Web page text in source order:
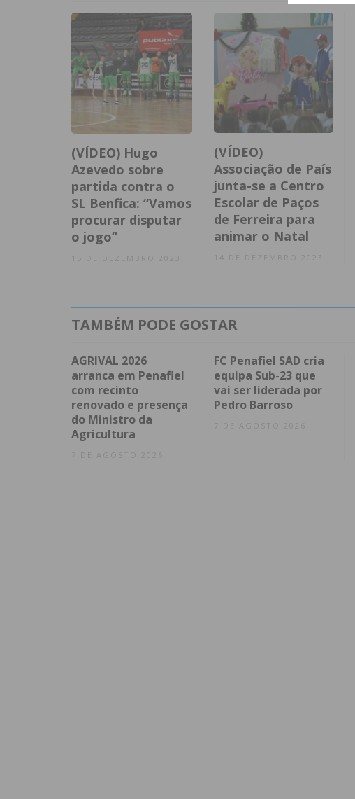
(VÍDEO) Hugo
Azevedo sobre
partida contra o
SL Benfica: “Vamos
procurar disputar
o jogo”
(VÍDEO)
Associação de País
junta-se a Centro
Escolar de Paços
de Ferreira para
animar o Natal
14 DE DEZEMBRO 2023
TAMBÉM PODE GOSTAR
AGRIVAL 2026
arranca em Penafiel
com recinto
renovado e presença
do Ministro da
Agricultura
7 DE AGOSTO 2026
FC Penafiel SAD cria
equipa Sub-23 que
vai ser liderada por
Pedro Barroso
7 DE AGOSTO 2026